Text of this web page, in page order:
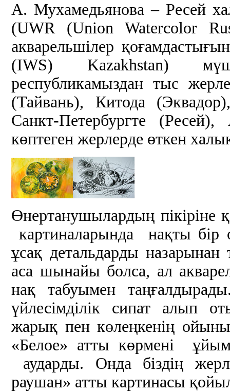
А. Мухамедьянова – Ресей
(UWR (Union Watercolor
акварельшілер
(IWS) Kazakhstan)
республикамыздан тыс
(Тайвань), Китода
Санкт-Петербургте
көптеген жерлерде өткен
Өнертанушылардың пікіріне
картиналарында нақты бір
ұсақ детальдарды
аса шынайы болса, ал
нақ табуымен
үйлесімділік сипат алып
жарық пен көлеңкенің
«Белое» атты көрмені
аударды. Онда біздің
раушан» атты картинасы